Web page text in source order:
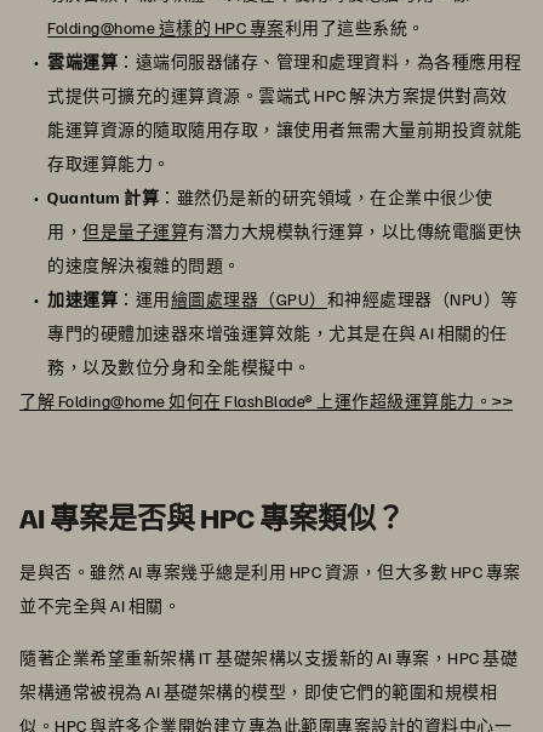
Folding@home 這樣的 HPC 專案利用了這些系統。
雲端運算 ：遠端伺服器儲存、管理和處理資料，為各種應用程
式提供可擴充的運算資源。雲端式 HPC 解決方案提供對高效
能運算資源的隨取隨用存取，讓使用者無需大量前期投資就能
存取運算能力。
Quantum 計算 ：雖然仍是新的研究領域，在企業中很少使
用， 但是量子運算有潛力大規模執行運算，以比傳統電腦更快
的速度解決複雜的問題。
加速運算 ：運用繪圖處理器（GPU） 和神經處理器（NPU）等
專門的硬體加速器來增強運算效能，尤其是在與 AI 相關的任
務，以及數位分身和全能模擬中。
了解 Folding@home 如何在 FlashBlade® 上運作超級運算能力。>>
AI 專案是否與 HPC 專案類似？
是與否。雖然 AI 專案幾乎總是利用 HPC 資源，但大多數 HPC 專案
並不完全與 AI 相關。
隨著企業希望重新架構 IT 基礎架構以支援新的 AI 專案，HPC 基礎
架構通常被視為 AI 基礎架構的模型，即使它們的範圍和規模相
似。HPC 與許多企業開始建立專為此範圍專案設計的資料中心一